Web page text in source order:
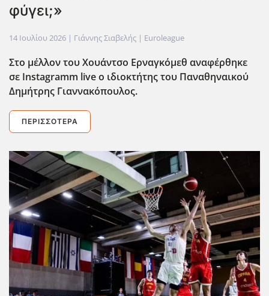
φύγει;»
14 Ιουλίου 2026 | Γιάννης Σιαβελής | Euroleague
Στο μέλλον του Χουάντσο Ερναγκόμεθ αναφέρθηκε
σε Instagramm live o ιδιοκτήτης του Παναθηναικού
Δημήτρης Γιαννακόπουλος.
ΠΕΡΙΣΣΌΤΕΡΑ